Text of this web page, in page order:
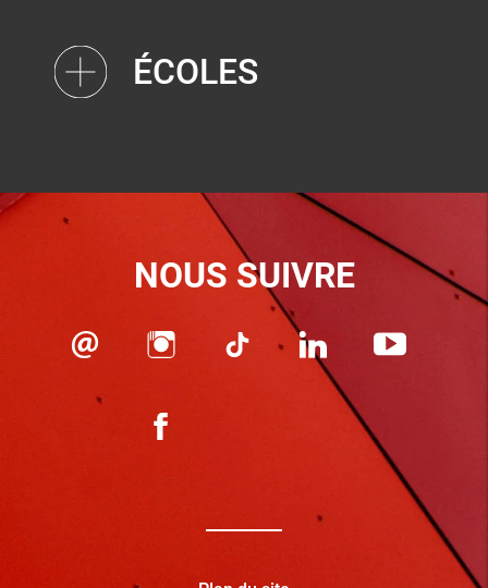
ÉCOLES
NOUS SUIVRE